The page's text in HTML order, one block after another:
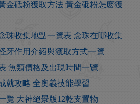
金砥粉獲取方法 黃金砥粉怎麽獲
珠收集地點一覽表 念珠在哪收集
牙作用介紹與獲取方式一覽
魚類價格及出現時間一覽
就攻略 全奧義技能學習
覽 大神絕景版12乾支置物